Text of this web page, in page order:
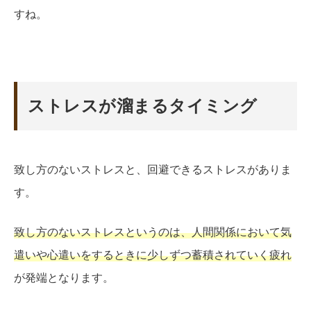
すね。
ストレスが溜まるタイミング
致し方のないストレスと、回避できるストレスがありま
す。
致し方のないストレスというのは、人間関係において気
遣いや心遣いをするときに少しずつ蓄積されていく疲れ
が発端となります。